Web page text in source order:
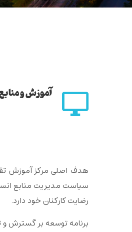
آموزش و
هدف اصلی مرکز آموزش
سیاست مدیریت منابع
رضایت کارکنان خود دارد.
برنامه توسعه بر گسترش